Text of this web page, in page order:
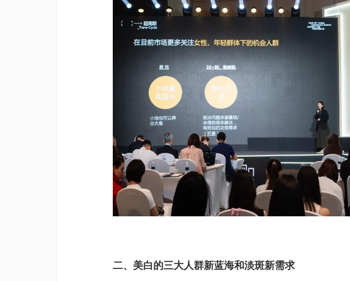
二、美白的三大人群新蓝海和淡斑新需求